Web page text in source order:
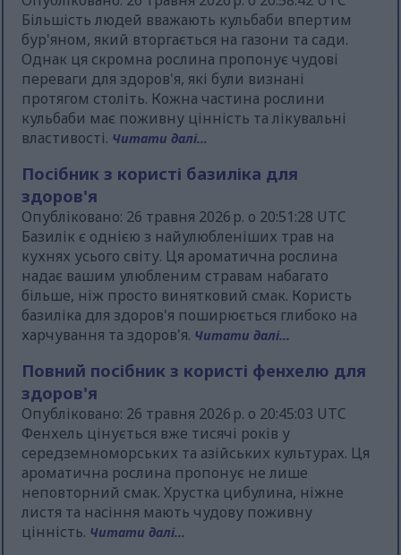
Більшість людей вважають кульбаби впертим
бур'яном, який вторгається на газони та сади.
Однак ця скромна рослина пропонує чудові
переваги для здоров'я, які були визнані
протягом століть. Кожна частина рослини
кульбаби має поживну цінність та лікувальні
властивості. Читати далі...
Посібник з користі базиліка для
здоров'я
Опубліковано: 26 травня 2026 р. о 20:51:28 UTC
Базилік є однією з найулюбленіших трав на
кухнях усього світу. Ця ароматична рослина
надає вашим улюбленим стравам набагато
більше, ніж просто винятковий смак. Користь
базиліка для здоров'я поширюється глибоко на
харчування та здоров'я. Читати далі...
Повний посібник з користі фенхелю для
здоров'я
Опубліковано: 26 травня 2026 р. о 20:45:03 UTC
Фенхель цінується вже тисячі років у
середземноморських та азійських культурах. Ця
ароматична рослина пропонує не лише
неповторний смак. Хрустка цибулина, ніжне
листя та насіння мають чудову поживну
цінність. Читати далі...